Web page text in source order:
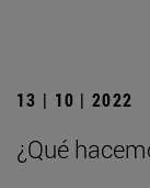
13 | 10 | 2022
¿Qué